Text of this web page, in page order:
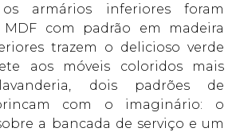
armários inferiores foram
MDF com padrão em madeira
trazem o delicioso verde
aos móveis coloridos mais
dois padrões de
com o imaginário: o
a bancada de serviço e um